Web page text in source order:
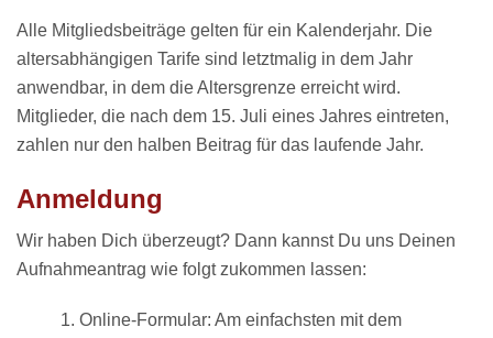
Alle Mitgliedsbeiträge gelten für ein Kalenderjahr. Die
altersabhängigen Tarife sind letztmalig in dem Jahr
anwendbar, in dem die Altersgrenze erreicht wird.
Mitglieder, die nach dem 15. Juli eines Jahres eintreten,
zahlen nur den halben Beitrag für das laufende Jahr.
Anmeldung
Wir haben Dich überzeugt? Dann kannst Du uns Deinen
Aufnahmeantrag wie folgt zukommen lassen:
1. Online-Formular: Am einfachsten mit dem